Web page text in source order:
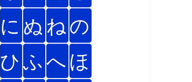
に ぬ ねの
ひふへほ